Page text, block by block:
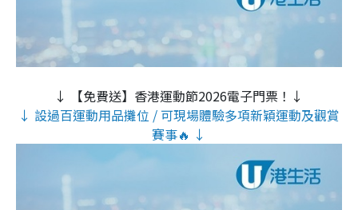
↓ 【免費送】香港運動節2026電子門票！↓
↓ 設過百運動用品攤位 / 可現場體驗多項新穎運動及觀賞
賽事🔥 ↓